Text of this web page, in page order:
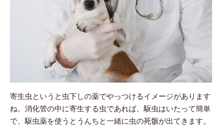
寄生虫というと虫下しの薬でやっつけるイメージがあります
ね。消化管の中に寄生する虫であれば、駆虫はいたって簡単
で、駆虫薬を使うとうんちと一緒に虫の死骸が出てきます。